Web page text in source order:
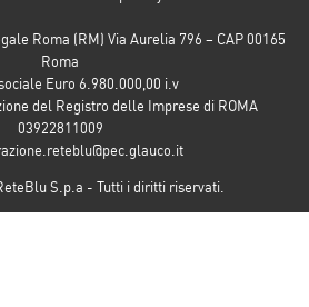
Roma (RM) Via Aurelia 796 – CAP 00165
Roma
Euro 6.980.000,00 i.v
del Registro delle Imprese di ROMA
03922811009
S.p.a - Tutti i diritti riservati.